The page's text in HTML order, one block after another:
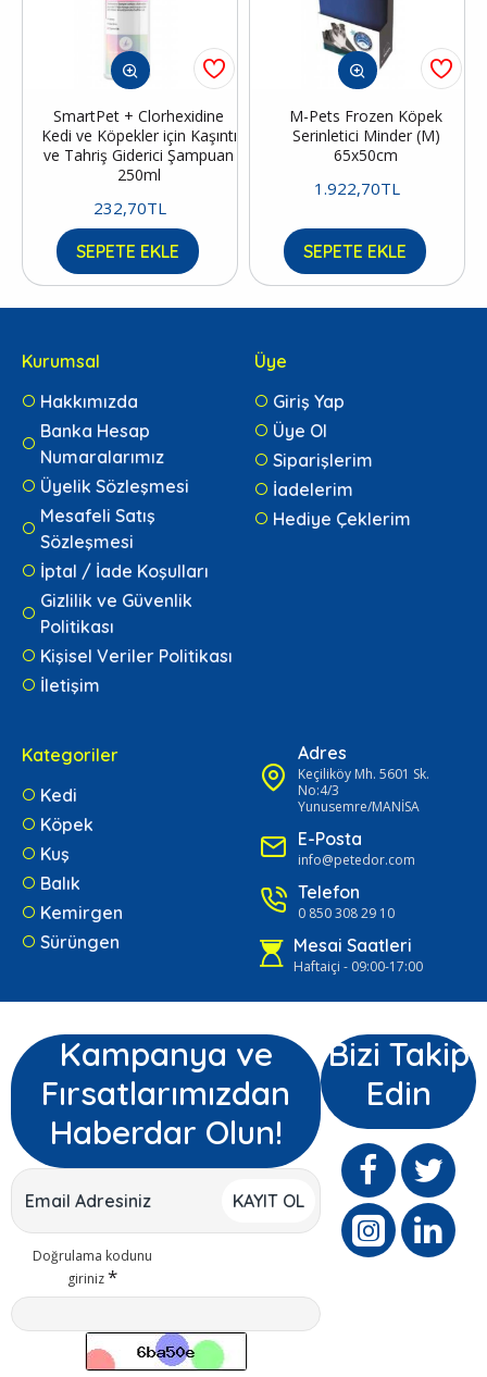
SmartPet + Clorhexidine
Kedi ve Köpekler için Kaşıntı
ve Tahriş Giderici Şampuan
250ml
232,70TL
SEPETE EKLE
M-Pets Frozen Köpek
Serinletici Minder (M)
65x50cm
1.922,70TL
SEPETE EKLE
Kurumsal
Hakkımızda
Banka Hesap
Numaralarımız
Üyelik Sözleşmesi
Mesafeli Satış
Sözleşmesi
İptal / İade Koşulları
Gizlilik ve Güvenlik
Politikası
Kişisel Veriler Politikası
İletişim
Üye
Giriş Yap
Üye Ol
Siparişlerim
İadelerim
Hediye Çeklerim
Kategoriler
Kedi
Köpek
Kuş
Balık
Kemirgen
Sürüngen
Adres
Keçiliköy Mh. 5601 Sk.
No:4/3
Yunusemre/MANİSA
E-Posta
info@petedor.com
Telefon
0 850 308 29 10
Mesai Saatleri
Haftaiçi - 09:00-17:00
Kampanya ve
Fırsatlarımızdan
Haberdar Olun!
KAYIT OL
Doğrulama kodunu
giriniz
Bizi Takip
Edin